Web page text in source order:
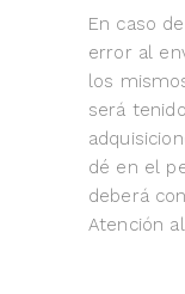
En caso
error al
los
será
dé en el
deberá
Atención